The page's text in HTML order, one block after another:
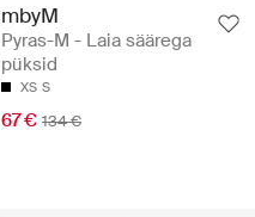
mbyM
Pyras-M - Laia säärega
püksid
XS S
67 € 134 €